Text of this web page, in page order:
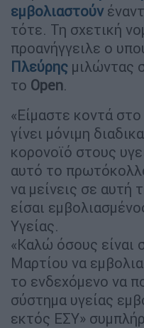
εμβολιαστούν
τότε. Τη σχετική
προανήγγειλε ο
Πλεύρης μιλώντας
το Open.
«Είμαστε κοντά
γίνει μόνιμη
κορoνοϊό στους
αυτό το
να μείνεις σε αυτή
είσαι
Υγείας.
«Καλώ όσους είναι
Μαρτίου να
το ενδεχόμενο να
σύστημα υγείας
εκτός ΕΣΥ»